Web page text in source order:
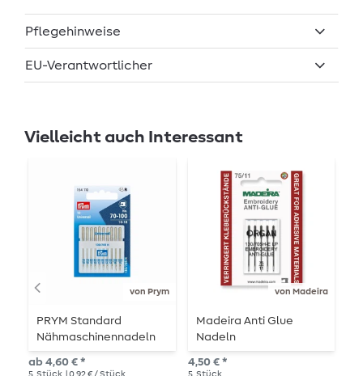
Pflegehinweise
EU-Verantwortlicher
Vielleicht auch Interessant
von Prym
PRYM Standard
Nähmaschinennadeln
ab 4,60 € *
5 Stück | 0,92 € / Stück
von Madeira
Madeira Anti Glue
Nadeln
4,50 € *
5 Stück